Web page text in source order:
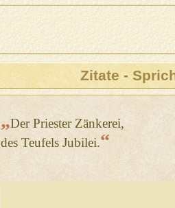
Zitate -
„Der Priester Zänkerei,
des Teufels Jubilei.“